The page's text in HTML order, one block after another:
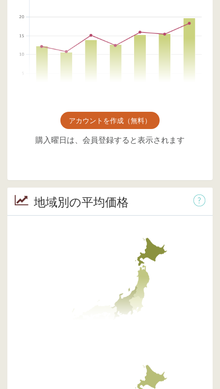
アカウントを作成（無料）
購入曜日は、会員登録すると表示されます
地域別の平均価格